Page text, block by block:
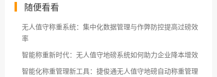
随便看看
无人值守称重系统：集中化数据管理与作弊防控提高过磅效
率
智能称重新时代：无人值守地磅系统如何助力企业降本增效
智能化称重管理新工具：捷俊通无人值守地磅自动称重管理